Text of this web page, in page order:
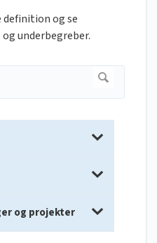
og se
underbegreber.
og projekter